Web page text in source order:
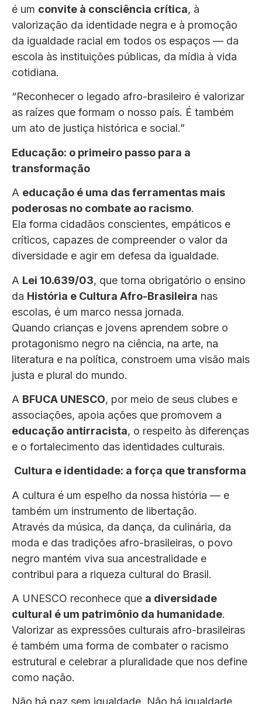
é um convite à consciência crítica, à
valorização da identidade negra e à promoção
da igualdade racial em todos os espaços — da
escola às instituições públicas, da mídia à vida
cotidiana.
“Reconhecer o legado afro-brasileiro é valorizar
as raízes que formam o nosso país. É também
um ato de justiça histórica e social.”
Educação: o primeiro passo para a
transformação
A educação é uma das ferramentas mais
poderosas no combate ao racismo.
Ela forma cidadãos conscientes, empáticos e
críticos, capazes de compreender o valor da
diversidade e agir em defesa da igualdade.
A Lei 10.639/03, que torna obrigatório o ensino
da História e Cultura Afro-Brasileira nas
escolas, é um marco nessa jornada.
Quando crianças e jovens aprendem sobre o
protagonismo negro na ciência, na arte, na
literatura e na política, constroem uma visão mais
justa e plural do mundo.
A BFUCA UNESCO, por meio de seus clubes e
associações, apoia ações que promovem a
educação antirracista, o respeito às diferenças
e o fortalecimento das identidades culturais.
Cultura e identidade: a força que transforma
A cultura é um espelho da nossa história — e
também um instrumento de libertação.
Através da música, da dança, da culinária, da
moda e das tradições afro-brasileiras, o povo
negro mantém viva sua ancestralidade e
contribui para a riqueza cultural do Brasil.
A UNESCO reconhece que a diversidade
cultural é um patrimônio da humanidade.
Valorizar as expressões culturais afro-brasileiras
é também uma forma de combater o racismo
estrutural e celebrar a pluralidade que nos define
como nação.